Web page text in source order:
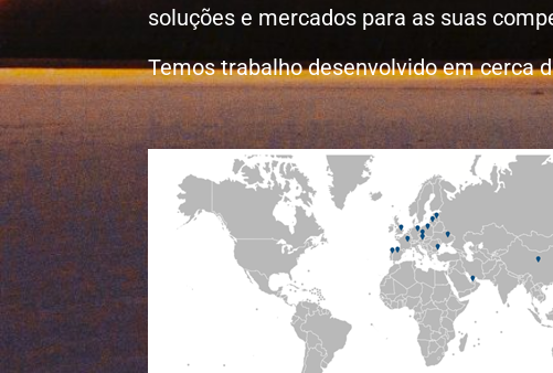
soluções e mercados para as suas
Temos trabalho desenvolvido em cerca